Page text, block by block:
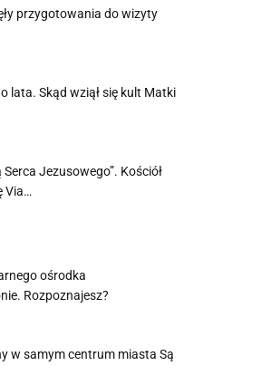
przygotowania do wizyty
lata. Skąd wziął się kult Matki
Jezusowego”. Kościół
Via…
ośrodka
Rozpoznajesz?
w samym centrum miasta Są